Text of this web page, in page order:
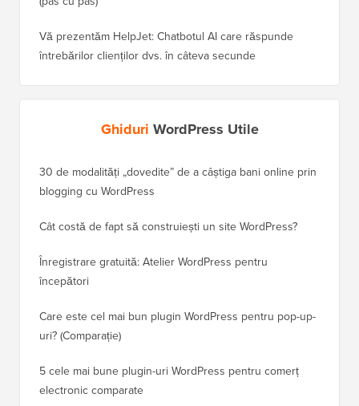
Vă prezentăm HelpJet: Chatbotul AI care răspunde
întrebărilor clienților dvs. în câteva secunde
Ghiduri WordPress Utile
30 de modalități „dovedite” de a câștiga bani online prin
blogging cu WordPress
Cât costă de fapt să construiești un site WordPress?
Înregistrare gratuită: Atelier WordPress pentru
începători
Care este cel mai bun plugin WordPress pentru pop-up-
uri? (Comparație)
5 cele mai bune plugin-uri WordPress pentru comerț
electronic comparate